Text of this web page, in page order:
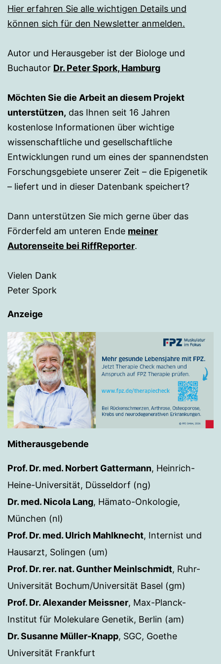
Hier erfahren Sie alle wichtigen Details und
können sich für den Newsletter anmelden.
Autor und Herausgeber ist der Biologe und
Buchautor Dr. Peter Spork, Hamburg
Möchten Sie die Arbeit an diesem Projekt
unterstützen, das Ihnen seit 16 Jahren
kostenlose Informationen über wichtige
wissenschaftliche und gesellschaftliche
Entwicklungen rund um eines der spannendsten
Forschungsgebiete unserer Zeit – die Epigenetik
– liefert und in dieser Datenbank speichert?
Dann unterstützen Sie mich gerne über das
Förderfeld am unteren Ende meiner
Autorenseite bei RiffReporter.
Vielen Dank
Peter Spork
Anzeige
Mitherausgebende
Prof. Dr. med. Norbert Gattermann, Heinrich-
Heine-Universität, Düsseldorf (ng)
Dr. med. Nicola Lang, Hämato-Onkologie,
München (nl)
Prof. Dr. med. Ulrich Mahlknecht, Internist und
Hausarzt, Solingen (um)
Prof. Dr. rer. nat. Gunther Meinlschmidt, Ruhr-
Universität Bochum/Universität Basel (gm)
Prof. Dr. Alexander Meissner, Max-Planck-
Institut für Molekulare Genetik, Berlin (am)
Dr. Susanne Müller-Knapp, SGC, Goethe
Universität Frankfurt